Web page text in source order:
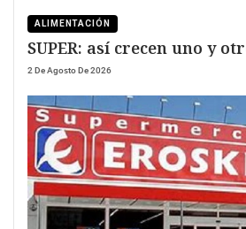
ALIMENTACIÓN
SUPER: así crecen uno y
2 De Agosto De 2026